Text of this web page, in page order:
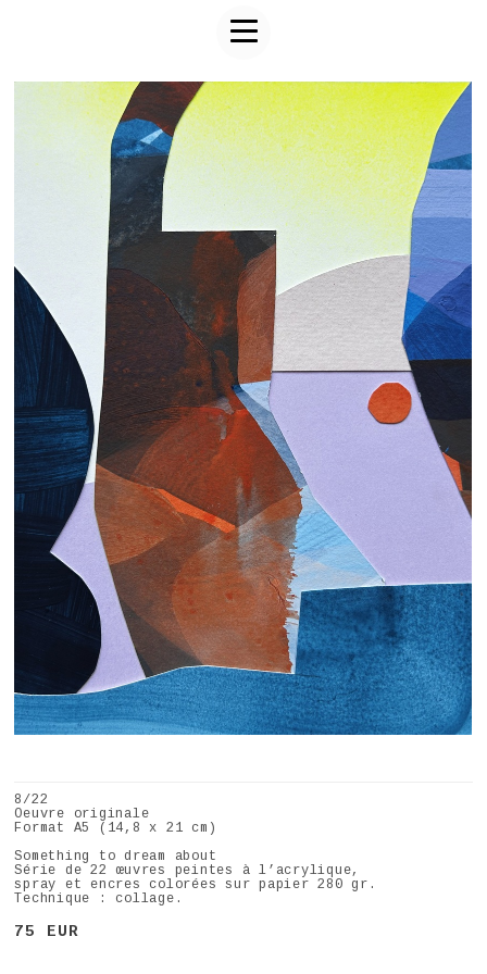
8/22
Oeuvre originale
Format A5 (14,8 x 21 cm)
Something to dream about
Série de 22 œuvres peintes à l’acrylique,
spray et encres colorées sur papier 280 gr.
Technique : collage.
75 EUR